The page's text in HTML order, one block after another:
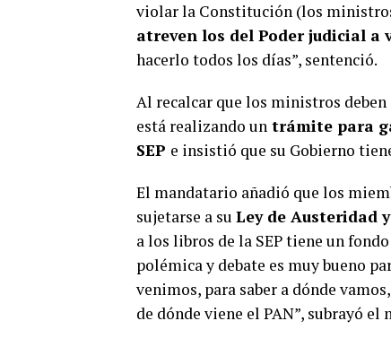
violar la Constitución (los
atreven los del Poder judicial
hacerlo todos los días”, sentenció.
Al recalcar que los ministros
está realizando un trámite para
SEP e insistió que su Gobierno
El mandatario añadió que los
sujetarse a su Ley de Austeridad
a los libros de la SEP tiene un
polémica y debate es muy bueno
venimos, para saber a dónde
de dónde viene el PAN”, subrayó